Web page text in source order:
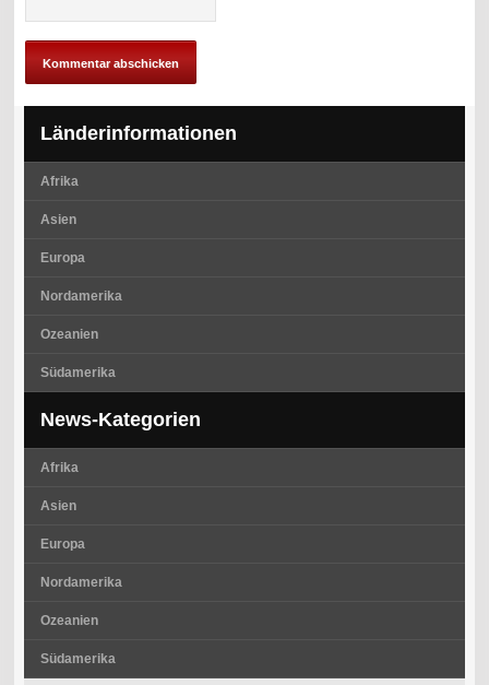
Länderinformationen
Afrika
Asien
Europa
Nordamerika
Ozeanien
Südamerika
News-Kategorien
Afrika
Asien
Europa
Nordamerika
Ozeanien
Südamerika